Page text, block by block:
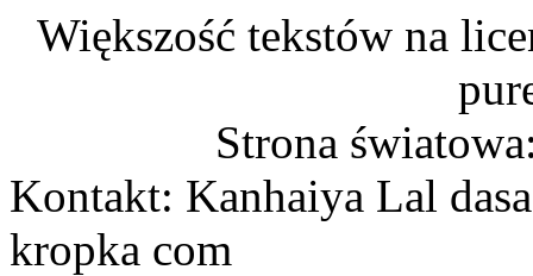
Większość tekstów na
Strona
Kontakt: Kanhaiya Lal
kropka com